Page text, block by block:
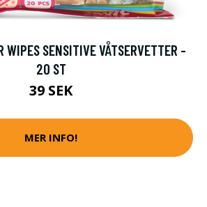
WIPES SENSITIVE VÅTSERVETTER -
20 ST
39 SEK
MER INFO!